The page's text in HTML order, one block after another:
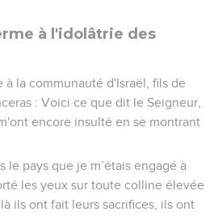
à l'idolâtrie des
à la communauté d'Israël, fils de
: Voici ce que dit le Seigneur,
encore insulté en se montrant
le pays que je m’étais engagé à
les yeux sur toute colline élevée
ils ont fait leurs sacrifices, ils ont